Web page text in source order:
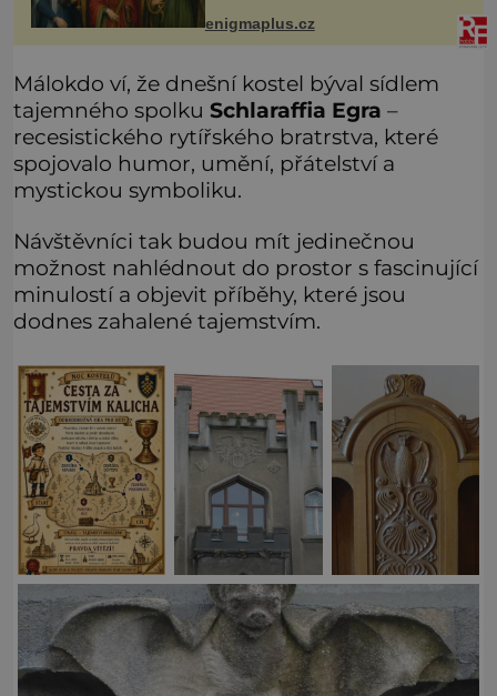
Některé mají pečlivě doloženou
historii, jiné provází záhady, krádeže
enigmaplus.cz
Málokdo ví, že dnešní kostel býval sídlem
tajemného spolku Schlaraffia Egra –
recesistického rytířského bratrstva, které
spojovalo humor, umění, přátelství a
mystickou symboliku.
Návštěvníci tak budou mít jedinečnou
možnost nahlédnout do prostor s fascinující
minulostí a objevit příběhy, které jsou
dodnes zahalené tajemstvím.